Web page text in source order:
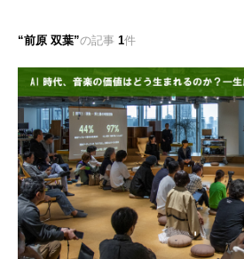
前原 双葉 の記事 1件